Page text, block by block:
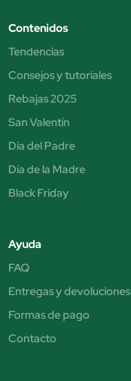
Contenidos
Tendencias
Consejos y tutoriales
Rebajas 2025
San Valentín
Día del Padre
Día de la Madre
Black Friday
Ayuda
FAQ
Entregas y devoluciones
Formas de pago
Contacto